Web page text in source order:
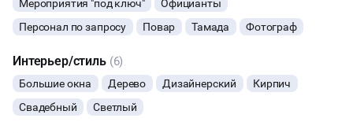
Мероприятия "под ключ"
Официанты
Персонал по запросу
Повар Тамада Фотограф
Интерьер/стиль (6)
Большие окна Дерево Дизайнерский
Кирпич
Свадебный
Светлый
МАСТЕР-КЛАСС
ВЫСТАВКИ